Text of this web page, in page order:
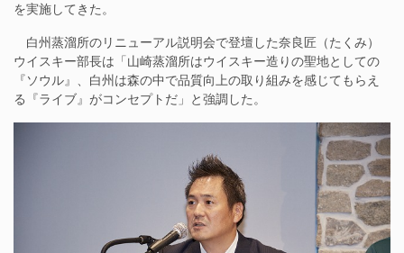
を実施してきた。
白州蒸溜所のリニューアル説明会で登壇した奈良匠（たくみ）
ウイスキー部長は「山崎蒸溜所はウイスキー造りの聖地としての
『ソウル』、白州は森の中で品質向上の取り組みを感じてもらえ
る『ライブ』がコンセプトだ」と強調した。